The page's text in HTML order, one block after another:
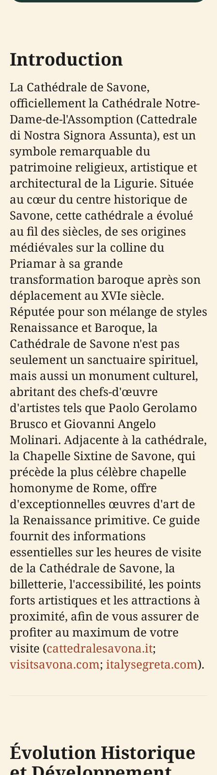
Introduction
La Cathédrale de Savone,
officiellement la Cathédrale Notre-
Dame-de-l'Assomption (Cattedrale
di Nostra Signora Assunta), est un
symbole remarquable du
patrimoine religieux, artistique et
architectural de la Ligurie. Située
au cœur du centre historique de
Savone, cette cathédrale a évolué
au fil des siècles, de ses origines
médiévales sur la colline du
Priamar à sa grande
transformation baroque après son
déplacement au XVIe siècle.
Réputée pour son mélange de styles
Renaissance et Baroque, la
Cathédrale de Savone n'est pas
seulement un sanctuaire spirituel,
mais aussi un monument culturel,
abritant des chefs-d'œuvre
d'artistes tels que Paolo Gerolamo
Brusco et Giovanni Angelo
Molinari. Adjacente à la cathédrale,
la Chapelle Sixtine de Savone, qui
précède la plus célèbre chapelle
homonyme de Rome, offre
d'exceptionnelles œuvres d'art de
la Renaissance primitive. Ce guide
fournit des informations
essentielles sur les heures de visite
de la Cathédrale de Savone, la
billetterie, l'accessibilité, les points
forts artistiques et les attractions à
proximité, afin de vous assurer de
profiter au maximum de votre
visite (cattedralesavona.it;
visitsavona.com; italysegreta.com).
Évolution Historique